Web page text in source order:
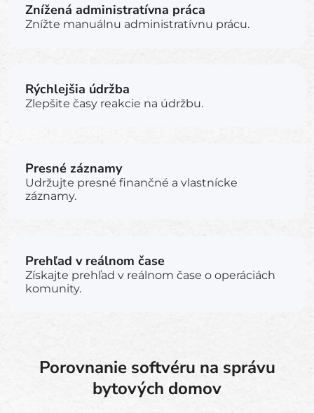
Znížená administratívna práca
Znížte manuálnu administratívnu prácu.
Rýchlejšia údržba
Zlepšite časy reakcie na údržbu.
Presné záznamy
Udržujte presné finančné a vlastnícke
záznamy.
Prehľad v reálnom čase
Získajte prehľad v reálnom čase o operáciách
komunity.
Porovnanie softvéru na správu
bytových domov